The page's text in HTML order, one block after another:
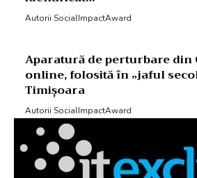
Autorii SocialImpactAward
Aparatură de perturbare din
online, folosită în „jaful
Timișoara
Autorii SocialImpactAward